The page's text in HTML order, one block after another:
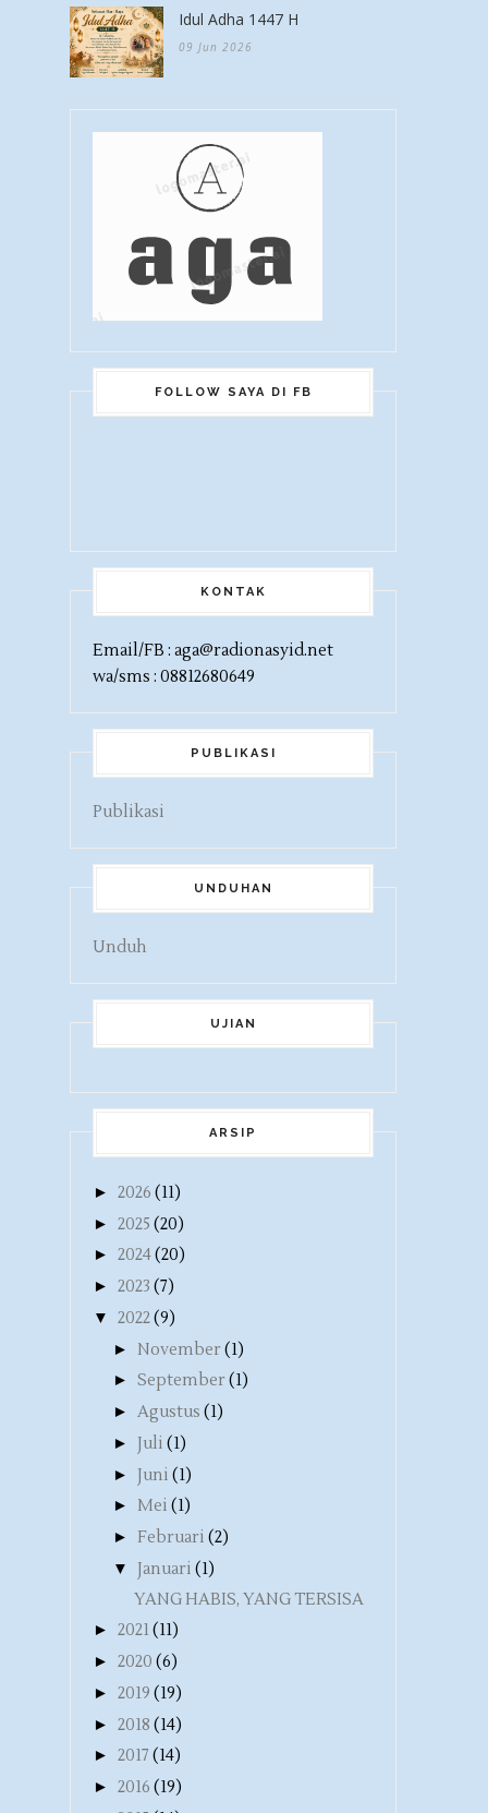
Idul Adha 1447 H
09 Jun 2026
FOLLOW SAYA DI FB
KONTAK
Email/FB : aga@radionasyid.net
wa/sms : 08812680649
PUBLIKASI
Publikasi
UNDUHAN
Unduh
UJIAN
ARSIP
► 2026 (11)
► 2025 (20)
► 2024(20)
► 2023 (7)
▼ 2022(9)
► November(1)
► September(1)
► Agustus (1)
► Juli (1)
► Juni (1)
► Mei (1)
► Februari (2)
▼ Januari (1)
YANG HABIS, YANG TERSISA
► 2021(11)
► 2020 (6)
► 2019 (19)
► 2018 (14)
► 2017 (14)
► 2016 (19)